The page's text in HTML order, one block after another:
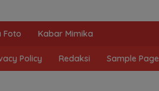
Foto Kabar Mimika
Policy Redaksi Sample Page